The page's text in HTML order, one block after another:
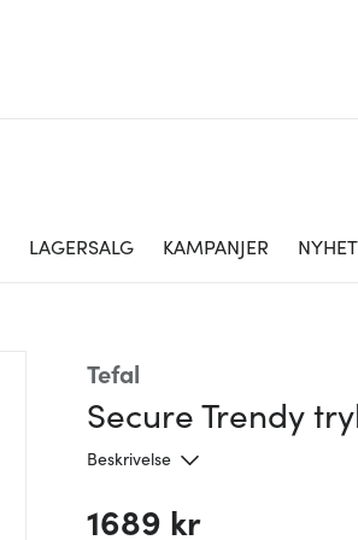
LAGERSALG KAMPANJER
Tefal
Secure Trendy
Beskrivelse
1689 kr